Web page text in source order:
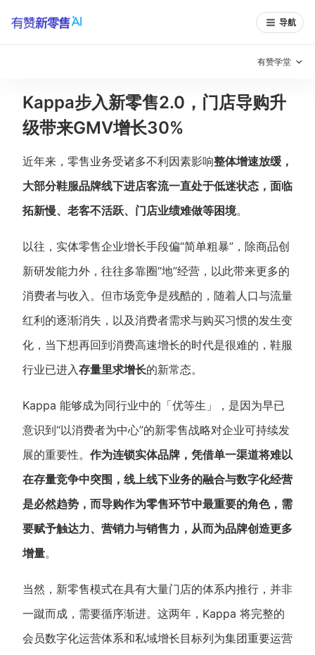
导航
有赞学堂
有赞说增长
私域日历
有赞说案例拆解 有赞专家说
有赞春季发布会 实干家直播间
新零售大会 新零售茶会
新零售私享会 门店经营增长公开课
AllValue 战略合作
增长产品指南
智库 产品场景库
产品更新动态 帮助中心
行业洞察
品牌消费观 行业报告
新零售资讯
培训课程
Kappa步入新零售2.0，门店导购升
级带来GMV增长30%
近年来，零售业务受诸多不利因素影响整体增速放缓，
大部分鞋服品牌线下进店客流一直处于低迷状态，面临
拓新慢、老客不活跃、门店业绩难做等困境。
以往，实体零售企业增长手段偏“简单粗暴”，除商品创
新研发能力外，往往多靠圈“地”经营，以此带来更多的
消费者与收入。但市场竞争是残酷的，随着人口与流量
红利的逐渐消失，以及消费者需求与购买习惯的发生变
化，当下想再回到消费高速增长的时代是很难的，鞋服
行业已进入存量里求增长的新常态。
Kappa 能够成为同行业中的「优等生」，是因为早已
意识到“以消费者为中心”的新零售战略对企业可持续发
展的重要性。 作为连锁实体品牌，凭借单一渠道将难以
在存量竞争中突围，线上线下业务的融合与数字化经营
是必然趋势，而导购作为零售环节中最重要的角色，需
要赋予触达力、营销力与销售力，从而为品牌创造更多
增量。
当然，新零售模式在具有大量门店的体系内推行，并非
一蹴而成，需要循序渐进。这两年，Kappa 将完整的
会员数字化运营体系和私域增长目标列为集团重要运营